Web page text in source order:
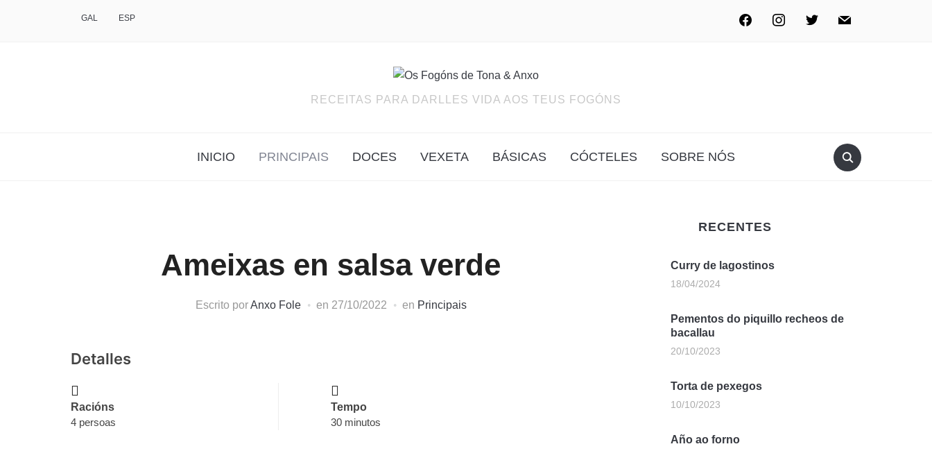
GAL ESP
RECEITAS PARA DARLLES VIDA AOS TEUS FOGÓNS
INICIO PRINCIPAIS DOCES VEXETA BÁSICAS CÓCTELES SOBRE NÓS
Ameixas en salsa verde
Escrito porAnxo Fole en 27/10/2022 en Principais
Detalles
Racións
4 persoas
Tempo
30 minutos
RECENTES
Curry de lagostinos
18/04/2024
Pementos do piquillo recheos de
bacallau
20/10/2023
Torta de pexegos
10/10/2023
Año ao forno